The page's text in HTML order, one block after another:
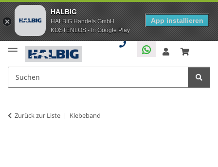
HALBIG
HALBIG Handels GmbH
KOSTENLOS - In Google Play
App installieren
Zurück zur Liste Klebeband